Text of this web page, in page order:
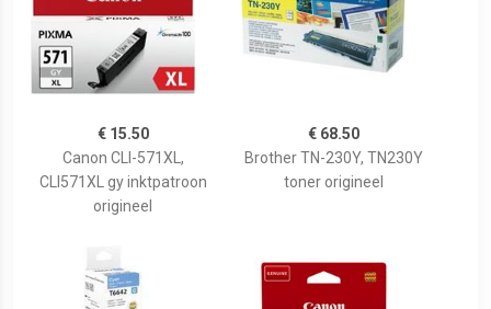
€ 15.50
Canon CLI-571XL,
CLI571XL gy inktpatroon
origineel
€ 68.50
Brother TN-230Y, TN230Y
toner origineel